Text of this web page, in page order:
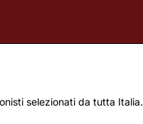
selezionati da tutta Italia.